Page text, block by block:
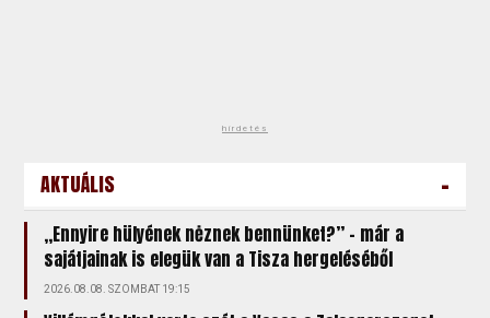
hirdetés
AKTUÁLIS -
„Ennyire hülyének nėznek bennünket?” – már a
sajátjainak is elegük van a Tisza hergeléséből
2026.08.08. SZOMBAT 19:15